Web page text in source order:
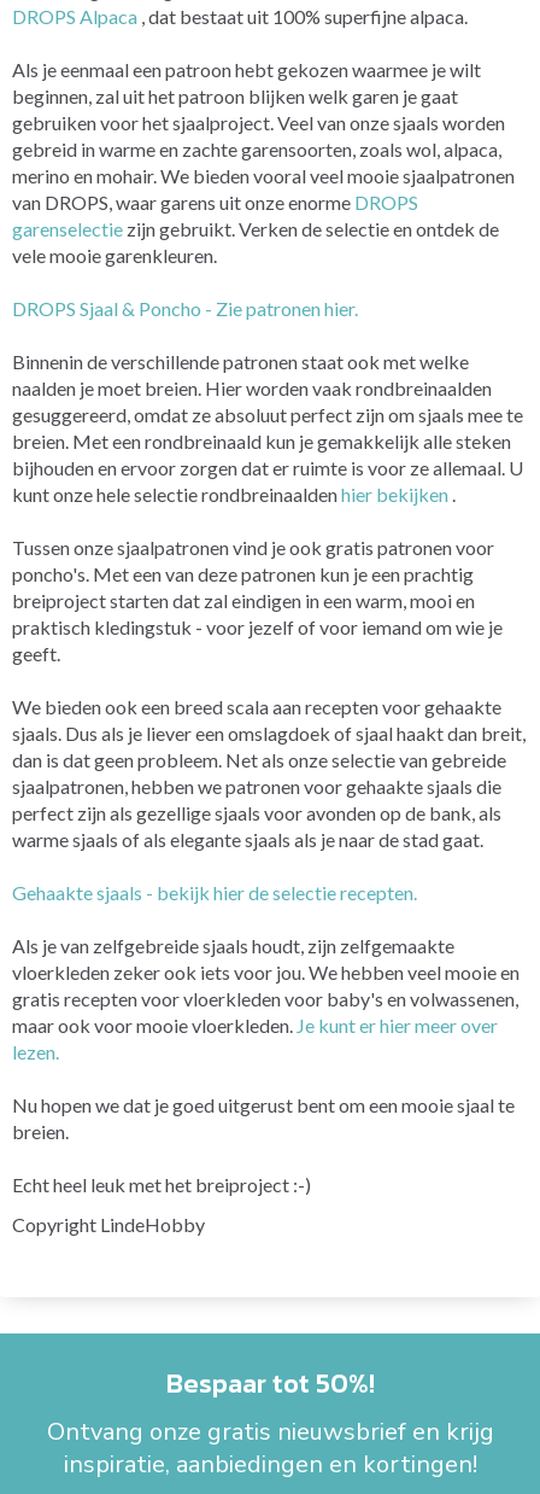
DROPS Alpaca , dat bestaat uit 100% superfijne alpaca.
Als je eenmaal een patroon hebt gekozen waarmee je wilt
beginnen, zal uit het patroon blijken welk garen je gaat
gebruiken voor het sjaalproject. Veel van onze sjaals worden
gebreid in warme en zachte garensoorten, zoals wol, alpaca,
merino en mohair. We bieden vooral veel mooie sjaalpatronen
van DROPS, waar garens uit onze enorme DROPS
garenselectie zijn gebruikt. Verken de selectie en ontdek de
vele mooie garenkleuren.
DROPS Sjaal & Poncho - Zie patronen hier.
Binnenin de verschillende patronen staat ook met welke
naalden je moet breien. Hier worden vaak rondbreinaalden
gesuggereerd, omdat ze absoluut perfect zijn om sjaals mee te
breien. Met een rondbreinaald kun je gemakkelijk alle steken
bijhouden en ervoor zorgen dat er ruimte is voor ze allemaal. U
kunt onze hele selectie rondbreinaaldenhier bekijken .
Tussen onze sjaalpatronen vind je ook gratis patronen voor
poncho's. Met een van deze patronen kun je een prachtig
breiproject starten dat zal eindigen in een warm, mooi en
praktisch kledingstuk - voor jezelf of voor iemand om wie je
geeft.
We bieden ook een breed scala aan recepten voor gehaakte
sjaals. Dus als je liever een omslagdoek of sjaal haakt dan breit,
dan is dat geen probleem. Net als onze selectie van gebreide
sjaalpatronen, hebben we patronen voor gehaakte sjaals die
perfect zijn als gezellige sjaals voor avonden op de bank, als
warme sjaals of als elegante sjaals als je naar de stad gaat.
Gehaakte sjaals - bekijk hier de selectie recepten.
Als je van zelfgebreide sjaals houdt, zijn zelfgemaakte
vloerkleden zeker ook iets voor jou. We hebben veel mooie en
gratis recepten voor vloerkleden voor baby's en volwassenen,
maar ook voor mooie vloerkleden. Je kunt er hier meer over
lezen.
Nu hopen we dat je goed uitgerust bent om een mooie sjaal te
breien.
Echt heel leuk met het breiproject :-)
Copyright LindeHobby
Bespaar tot 50%!
Ontvang onze gratis nieuwsbrief en krijg
inspiratie, aanbiedingen en kortingen!